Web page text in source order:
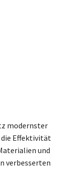
modernster
Effektivität
und
verbesserten